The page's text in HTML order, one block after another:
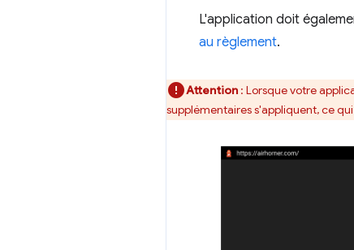
L'application doit
au règlement.
Attention : Lorsque votre
supplémentaires s'appliquent, ce